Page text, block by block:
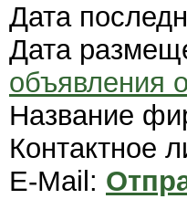
Дата
Дата
объявления
Название
Контактное
E-Mail: